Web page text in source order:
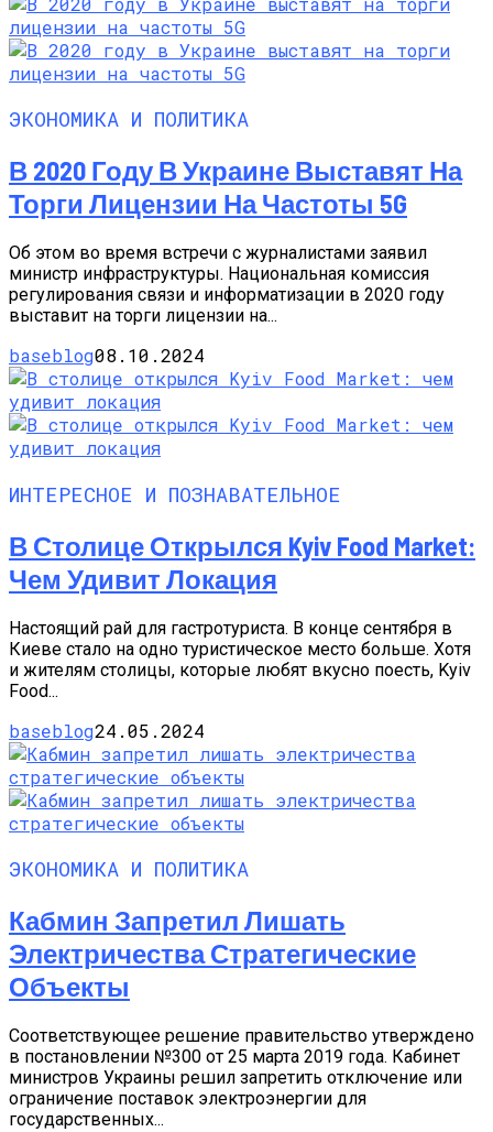
ЭКОНОМИКА И ПОЛИТИКА
В 2020 Году В Украине Выставят На
Торги Лицензии На Частоты 5G
Об этом во время встречи с журналистами заявил
министр инфраструктуры. Национальная комиссия
регулирования связи и информатизации в 2020 году
выставит на торги лицензии на...
baseblog08.10.2024
ИНТЕРЕСНОЕ И ПОЗНАВАТЕЛЬНОЕ
В Столице Открылся Kyiv Food Market:
Чем Удивит Локация
Настоящий рай для гастротуриста. В конце сентября в
Киеве стало на одно туристическое место больше. Хотя
и жителям столицы, которые любят вкусно поесть, Kyiv
Food...
baseblog24.05.2024
ЭКОНОМИКА И ПОЛИТИКА
Кабмин Запретил Лишать
Электричества Стратегические
Объекты
Соответствующее решение правительство утверждено
в постановлении №300 от 25 марта 2019 года. Кабинет
министров Украины решил запретить отключение или
ограничение поставок электроэнергии для
государственных...